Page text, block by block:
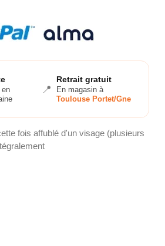
📍
Retrait gratuit
En magasin à
Toulouse Portet/Gne
fois affublé d'un visage (plusieurs